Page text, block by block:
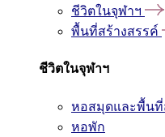
ชีวิตในจุฬาฯ
พื้นที่สร้างสรรค์
ชีวิตในจุฬาฯ
หอสมุดและพื้นที่
หอพัก